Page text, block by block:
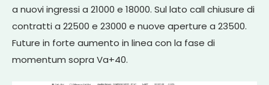
a nuovi ingressi a 21000 e 18000. Sul lato call chiusure di
contratti a 22500 e 23000 e nuove aperture a 23500.
Future in forte aumento in linea con la fase di
momentum sopra Va+40.